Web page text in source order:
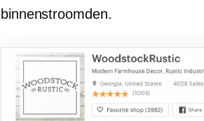
binnenstroomden.